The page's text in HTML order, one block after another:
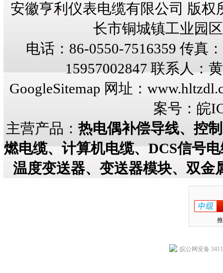
安徽亨利仪表电缆有限公司 版权
长市铜城镇工业园
电话：86-0550-7516359 传真
15957002847 联系人：
GoogleSitemap 网址：
案号： 皖
主营产品： 热电偶补偿导线、控
燃电缆、计算机电缆、DCS信号
温度变送器、变送器模块、双金
皖公网安备